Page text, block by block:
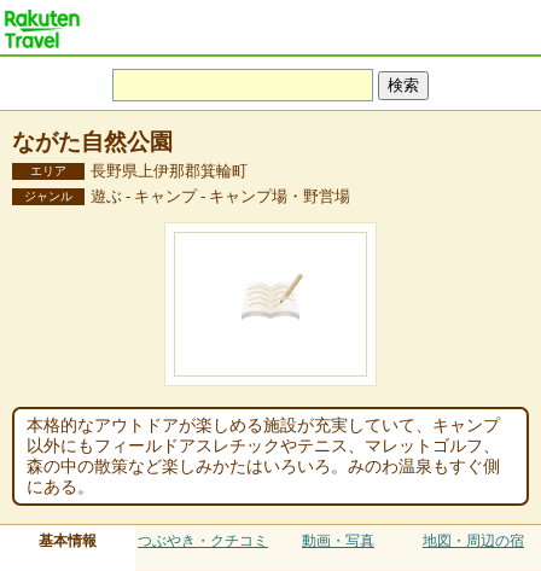
ながた自然公園
エリア 長野県上伊那郡箕輪町
ジャンル 遊ぶ - キャンプ - キャンプ場・野営場
本格的なアウトドアが楽しめる施設が充実していて、キャンプ
以外にもフィールドアスレチックやテニス、マレットゴルフ、
森の中の散策など楽しみかたはいろいろ。みのわ温泉もすぐ側
にある。
基本情報 つぶやき・クチコミ 動画・写真 地図・周辺の宿